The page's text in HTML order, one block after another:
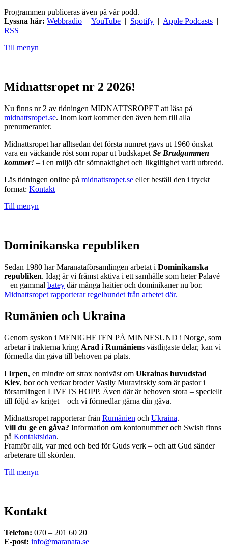
Programmen publiceras även på vår podd.
Lyssna här: Webbradio | YouTube | Spotify | Apple Podcasts |
RSS
Till menyn
Midnattsropet nr 2 2026!
Nu finns nr 2 av tidningen MIDNATTSROPET att läsa på
midnattsropet.se. Inom kort kommer den även hem till alla
prenumeranter.
Midnattsropet har alltsedan det första numret gavs ut 1960 önskat
vara en väckande röst som ropar ut budskapet Se Brudgummen
kommer! – i en miljö där sömnaktighet och likgiltighet varit utbredd.
Läs tidningen online på midnattsropet.se eller beställ den i tryckt
format: Kontakt
Till menyn
Dominikanska republiken
Sedan 1980 har Maranataförsamlingen arbetat i Dominikanska
republiken. Idag är vi främst aktiva i ett samhälle som heter Palavé
– en gammal batey där många haitier och dominikaner nu bor.
Midnattsropet rapporterar regelbundet från arbetet där.
Rumänien och Ukraina
Genom syskon i MENIGHETEN PÅ MINNESUND i Norge, som
arbetar i trakterna kring Arad i Rumäniens västligaste delar, kan vi
förmedla din gåva till behoven på plats.
I Irpen, en mindre ort strax nordväst om Ukrainas huvudstad
Kiev, bor och verkar broder Vasily Muravitskiy som är pastor i
församlingen LIVETS HOPP. Även där är behoven stora – speciellt
till följd av kriget – och vi förmedlar gärna din gåva.
Midnattsropet rapporterar från Rumänien och Ukraina.
Vill du ge en gåva? Information om kontonummer och Swish finns
på Kontaktsidan.
Framför allt, var med och bed för Guds verk – och att Gud sänder
arbeterare till skörden.
Till menyn
Kontakt
Telefon: 070 – 201 60 20
E-post: info@maranata.se